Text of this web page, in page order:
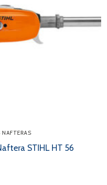
NAFTERAS
STIHL HT 56